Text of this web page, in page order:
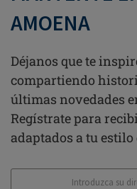
AMOENA
Déjanos que te
compartiendo
últimas novedades
Regístrate para
adaptados a tu estilo